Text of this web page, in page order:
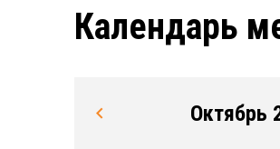
Календарь
Октябрь